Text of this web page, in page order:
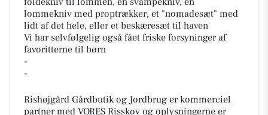
lommekniv med proptrækker, et "nomadesæt" med
lidt af det hele, eller et beskæresæt til haven
Vi har selvfølgelig også fået friske forsyninger af
favoritterne til børn
-
-
Rishøjgård Gårdbutik og Jordbrug er kommerciel
partner med VORES Risskov og oplysningerne er